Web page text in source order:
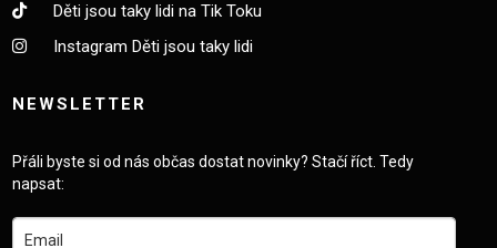
Děti jsou taky lidi na Tik Toku
Instagram Děti jsou taky lidi
NEWSLETTER
Přáli byste si od nás občas dostat novinky? Stačí říct. Tedy
napsat: